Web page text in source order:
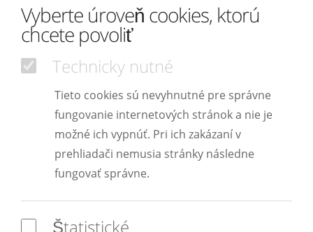
Vyberte úroveň cookies, ktorú
chcete povoliť
Technicky nutné
Tieto cookies sú nevyhnutné pre správne
fungovanie internetových stránok a nie je
možné ich vypnúť. Pri ich zakázaní v
prehliadači nemusia stránky následne
fungovať správne.
Štatistické